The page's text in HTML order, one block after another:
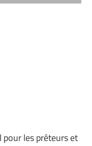
pour les prêteurs et